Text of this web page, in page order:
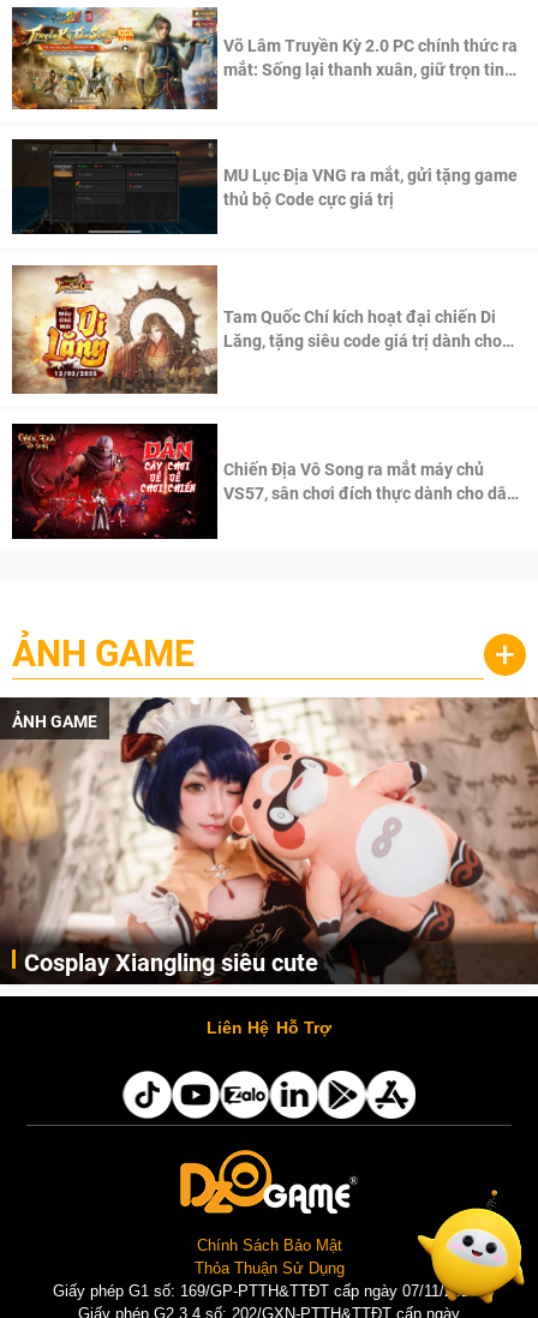
Võ Lâm Truyền Kỳ 2.0 PC chính thức ra
mắt: Sống lại thanh xuân, giữ trọn tinh
MU Lục Địa VNG ra mắt, gửi tặng game
thủ bộ Code cực giá trị
Tam Quốc Chí kích hoạt đại chiến Di
Lăng, tặng siêu code giá trị dành cho
Chiến Địa Vô Song ra mắt máy chủ
VS57, sân chơi đích thực dành cho dân
ẢNH GAME +
ẢNH GAME
Lala Croft vừa nóng vừa xinh dưới nét vẽ của
AI
Cùng đến với những hình ảnh Lala Croft của Tomb Raider dưới nét vẽ của AI. Một cô nàng xinh đẹp, nóng bỏng nhưng cũng rắn rỏi và mạnh mẽ.
Liên Hệ Hỗ Trợ
Chính Sách Bảo Mật
Thỏa Thuận Sử Dụng
Giấy phép G1 số: 169/GP-PTTH&TTĐT cấp ngày 07/11/2025 |
Giấy phép G2,3,4 số: 202/GXN-PTTH&TTĐT cấp ngày